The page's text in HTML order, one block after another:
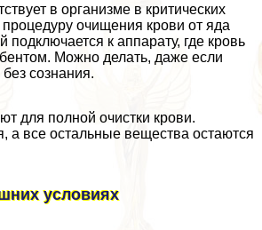
в организме в критических
очищения крови от яда
подключается к аппарату, где кровь
Можно делать, даже если
сознания.
для полной очистки крови.
а все остальные вещества остаются
условиях